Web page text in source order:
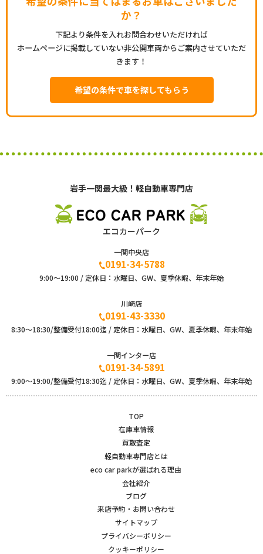
か？
下記より条件を入れお問合わせいただければ
ホームページに掲載していない非公開車両からご案内させていただ
きます！
希望の条件で車を探してもらう
岩手一関最大級！軽自動車専門店
エコカーパーク
一関中央店
0191-34-5788
9:00〜19:00 / 定休日：水曜日、GW、夏季休暇、年末年始
川崎店
0191-43-3330
8:30～18:30/整備受付18:00迄 / 定休日：水曜日、GW、夏季休暇、年末年始
一関インター店
0191-34-5891
9:00〜19:00/整備受付18:30迄 / 定休日：水曜日、GW、夏季休暇、年末年始
TOP
在庫車情報
買取査定
軽自動車専門店とは
eco car parkが選ばれる理由
会社紹介
ブログ
来店予約・お問い合わせ
サイトマップ
プライバシーポリシー
クッキーポリシー